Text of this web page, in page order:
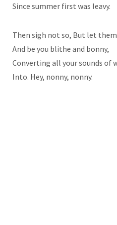
Since summer first was leavy.
Then sigh not so, But let
And be you blithe and bonny,
Converting all your sounds of
Into. Hey, nonny, nonny.